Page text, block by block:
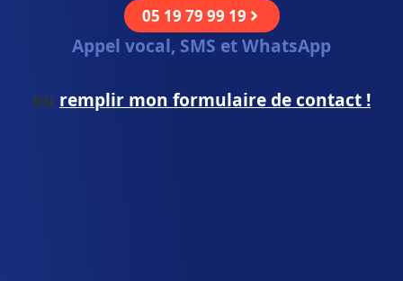
05 19 79 99 19
Appel vocal, SMS et WhatsApp
ou remplir mon formulaire de contact !